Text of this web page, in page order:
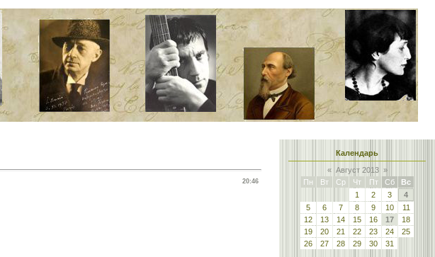
20:46
Календарь
« Август 2013 »
Пн
Вт Ср Чт Пт Сб
Вс
1
2 3
4
5
6 7 8 9 10
11
12
13 14 15 16 17
18
19
20 21 22 23 24
25
26
27 28 29 30 31